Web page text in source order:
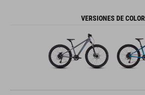
VERSIONES DE COLOR